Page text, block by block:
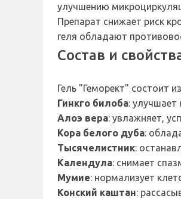
улучшению
Препарат снижает риск
геля обладают
Состав и
Гель "Геморект" состоит
Гинкго билоба: улучшает
Алоэ вера: увлажняет,
Кора белого дуба:
Тысячелистник:
Календула: снимает
Мумие: нормализует
Конский каштан: